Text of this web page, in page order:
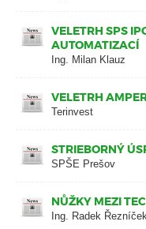
VELETRH SPS
AUTOMATIZACÍ
Ing. Milan Klauz
VELETRH
Terinvest
STRIEBORNÝ
SPŠE Prešov
NŮŽKY MEZI
Ing. Radek